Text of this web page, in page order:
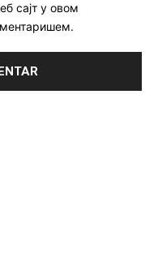
сајт у овом